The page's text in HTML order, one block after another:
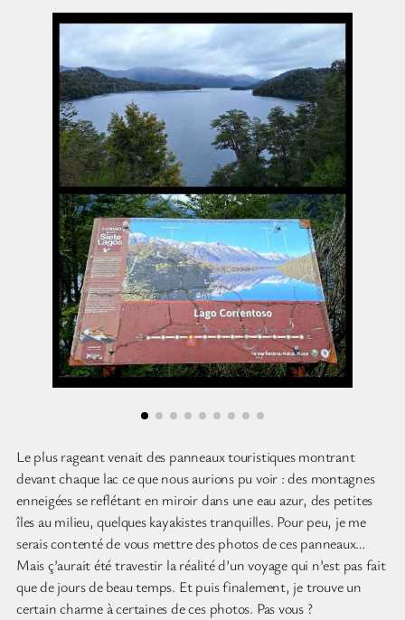
Le plus rageant venait des panneaux touristiques montrant
devant chaque lac ce que nous aurions pu voir : des montagnes
enneigées se reflétant en miroir dans une eau azur, des petites
îles au milieu, quelques kayakistes tranquilles. Pour peu, je me
serais contenté de vous mettre des photos de ces panneaux…
Mais ç’aurait été travestir la réalité d’un voyage qui n’est pas fait
que de jours de beau temps. Et puis finalement, je trouve un
certain charme à certaines de ces photos. Pas vous ?